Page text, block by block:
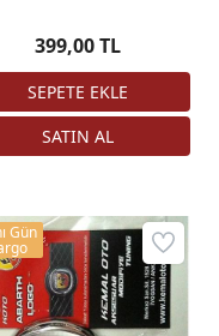
399,00 TL
Gün